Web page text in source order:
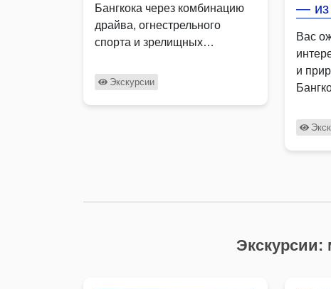
Бангкока через комбинацию
драйва, огнестрельного
спорта и зрелищных
… Экскурсии
— из
Вас
и
Экскурсии: